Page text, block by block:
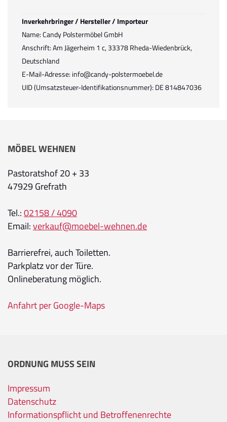
Inverkehrbringer / Hersteller / Importeur
Name: Candy Polstermöbel GmbH
Anschrift: Am Jägerheim 1 c, 33378 Rheda-Wiedenbrück,
Deutschland
E-Mail-Adresse: info@candy-polstermoebel.de
UID (Umsatzsteuer-Identifikationsnummer): DE 814847036
MÖBEL WEHNEN
Pastoratshof 20 + 33
47929 Grefrath
Tel.:02158 / 4090
Email:verkauf@moebel-wehnen.de
Barrierefrei, auch Toiletten.
Parkplatz vor der Türe.
Onlineberatung möglich.
Anfahrt per Google-Maps
ORDNUNG MUSS SEIN
Impressum
Datenschutz
Informationspflicht und Betroffenenrechte